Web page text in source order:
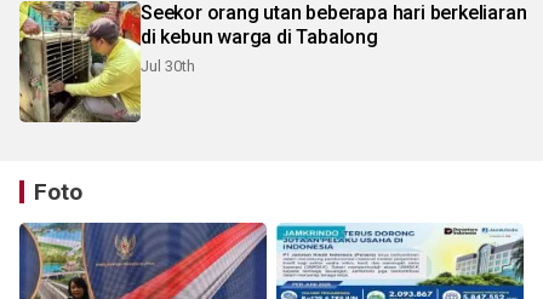
Seekor orang utan beberapa hari berkeliaran
di kebun warga di Tabalong
Jul 30th
Foto